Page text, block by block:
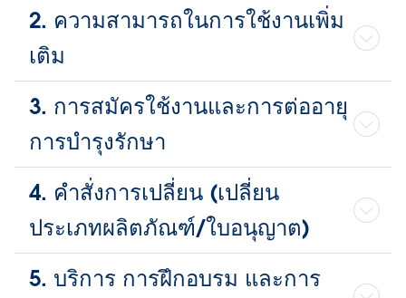
2. ความสามารถในการใช้งานเพิ่ม
เติม
3. การสมัครใช้งานและการต่ออายุ
การบำรุงรักษา
4. คำสั่งการเปลี่ยน (เปลี่ยน
ประเภทผลิตภัณฑ์/ใบอนุญาต)
5. บริการ การฝึกอบรม และการ